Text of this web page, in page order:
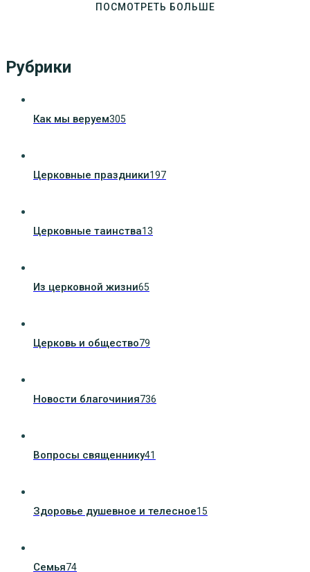
ПОСМОТРЕТЬ БОЛЬШЕ
Рубрики
Как мы веруем305
Церковные праздники197
Церковные таинства13
Из церковной жизни65
Церковь и общество79
Новости благочиния736
Вопросы священнику41
Здоровье душевное и телесное15
Семья74